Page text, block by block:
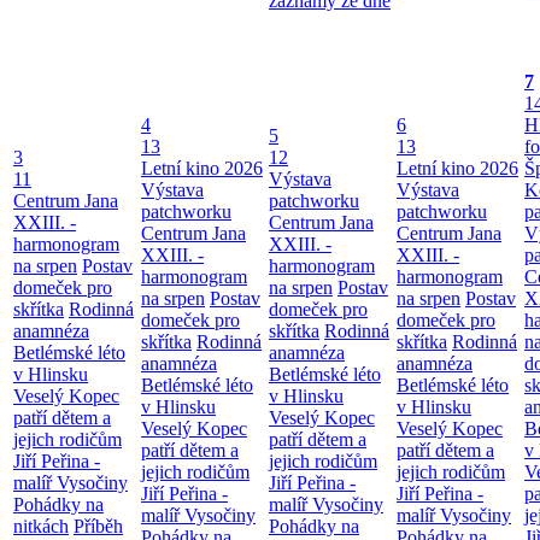
3
11
Centrum Jana
XXIII. -
harmonogram
na srpen Postav
domeček pro
skřítka Rodinná
anamnéza
Betlémské léto
v Hlinsku
Veselý Kopec
patří dětem a
jejich rodičům
Jiří Peřina -
malíř Vysočiny
Pohádky na
nitkách Příběh
4
13
Letní kino 2026
Výstava
patchworku
Centrum Jana
XXIII. -
harmonogram
na srpen Postav
domeček pro
skřítka Rodinná
anamnéza
Betlémské léto
v Hlinsku
Veselý Kopec
patří dětem a
jejich rodičům
Jiří Peřina -
malíř Vysočiny
5
12
Výstava
patchworku
Centrum Jana
XXIII. -
harmonogram
na srpen Postav
domeček pro
skřítka Rodinná
anamnéza
Betlémské léto
v Hlinsku
Veselý Kopec
patří dětem a
jejich rodičům
Jiří Peřina -
malíř Vysočiny
Pohádky na
6
13
Letní kino 2026
Výstava
patchworku
Centrum Jana
XXIII. -
harmonogram
na srpen Postav
domeček pro
skřítka Rodinná
anamnéza
Betlémské léto
v Hlinsku
Veselý Kopec
patří dětem a
jejich rodičům
Jiří Peřina -
malíř Vysočiny
7
v